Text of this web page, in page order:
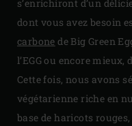
s’enrichiront d’un
dont vous avez besoin
carbone de Big Green
l’EGG ou encore mieux,
Cette fois, nous avons
végétarienne riche en
base de haricots